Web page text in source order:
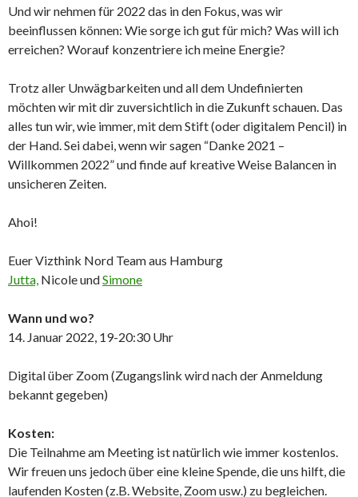
Und wir nehmen für 2022 das in den Fokus, was wir
beeinflussen können: Wie sorge ich gut für mich? Was will ich
erreichen? Worauf konzentriere ich meine Energie?
Trotz aller Unwägbarkeiten und all dem Undefinierten
möchten wir mit dir zuversichtlich in die Zukunft schauen. Das
alles tun wir, wie immer, mit dem Stift (oder digitalem Pencil) in
der Hand. Sei dabei, wenn wir sagen “Danke 2021 –
Willkommen 2022” und finde auf kreative Weise Balancen in
unsicheren Zeiten.
Ahoi!
Euer Vizthink Nord Team aus Hamburg
Jutta, Nicole undSimone
Wann und wo?
14. Januar 2022, 19-20:30 Uhr
Digital über Zoom (Zugangslink wird nach der Anmeldung
bekannt gegeben)
Kosten:
Die Teilnahme am Meeting ist natürlich wie immer kostenlos.
Wir freuen uns jedoch über eine kleine Spende, die uns hilft, die
laufenden Kosten (z.B. Website, Zoom usw.) zu begleichen.